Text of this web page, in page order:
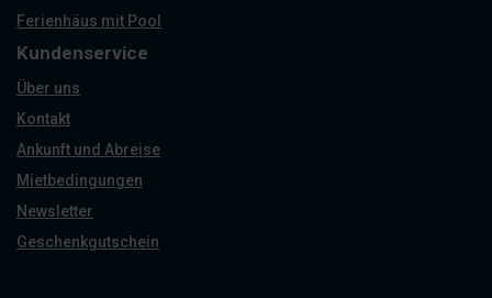
Ferienhäus mit Pool
Kundenservice
Über uns
Kontakt
Ankunft und Abreise
Mietbedingungen
Newsletter
Geschenkgutschein